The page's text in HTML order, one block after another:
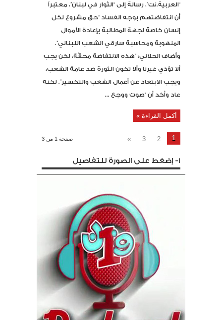
“العربية.نت”، رسالة إلى “الثوار في لبنان”، معتبراً
أن انتفاضتهم بوجه الفساد “حق مشروع لكل
إنسان خاصة لجهة المطالبة بإعادة الأموال
المنهوبة ومحاسبة سارقي الشعب اللبناني”.
وأضاف الحلاني: “هذه الانتفاضة محقّة، لكن يجب
ألا تؤذي غيرنا وألا تكون الثورة ضد عامة الشعب،
ويجب الابتعاد عن أعمال الشغب والتكسير”. لكنه
عاد وأكد أن “صوت ووجع ...
أكمل القراءة »
صفحة 1 من 3 1
2
3
»
1- إضغط على الصورة للتفاصيل